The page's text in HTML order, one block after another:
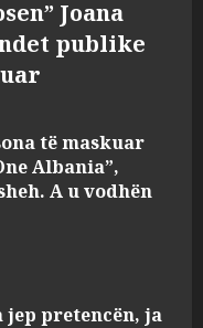
Joana
publike
të maskuar
Albania”,
A u vodhën
pretencën, ja